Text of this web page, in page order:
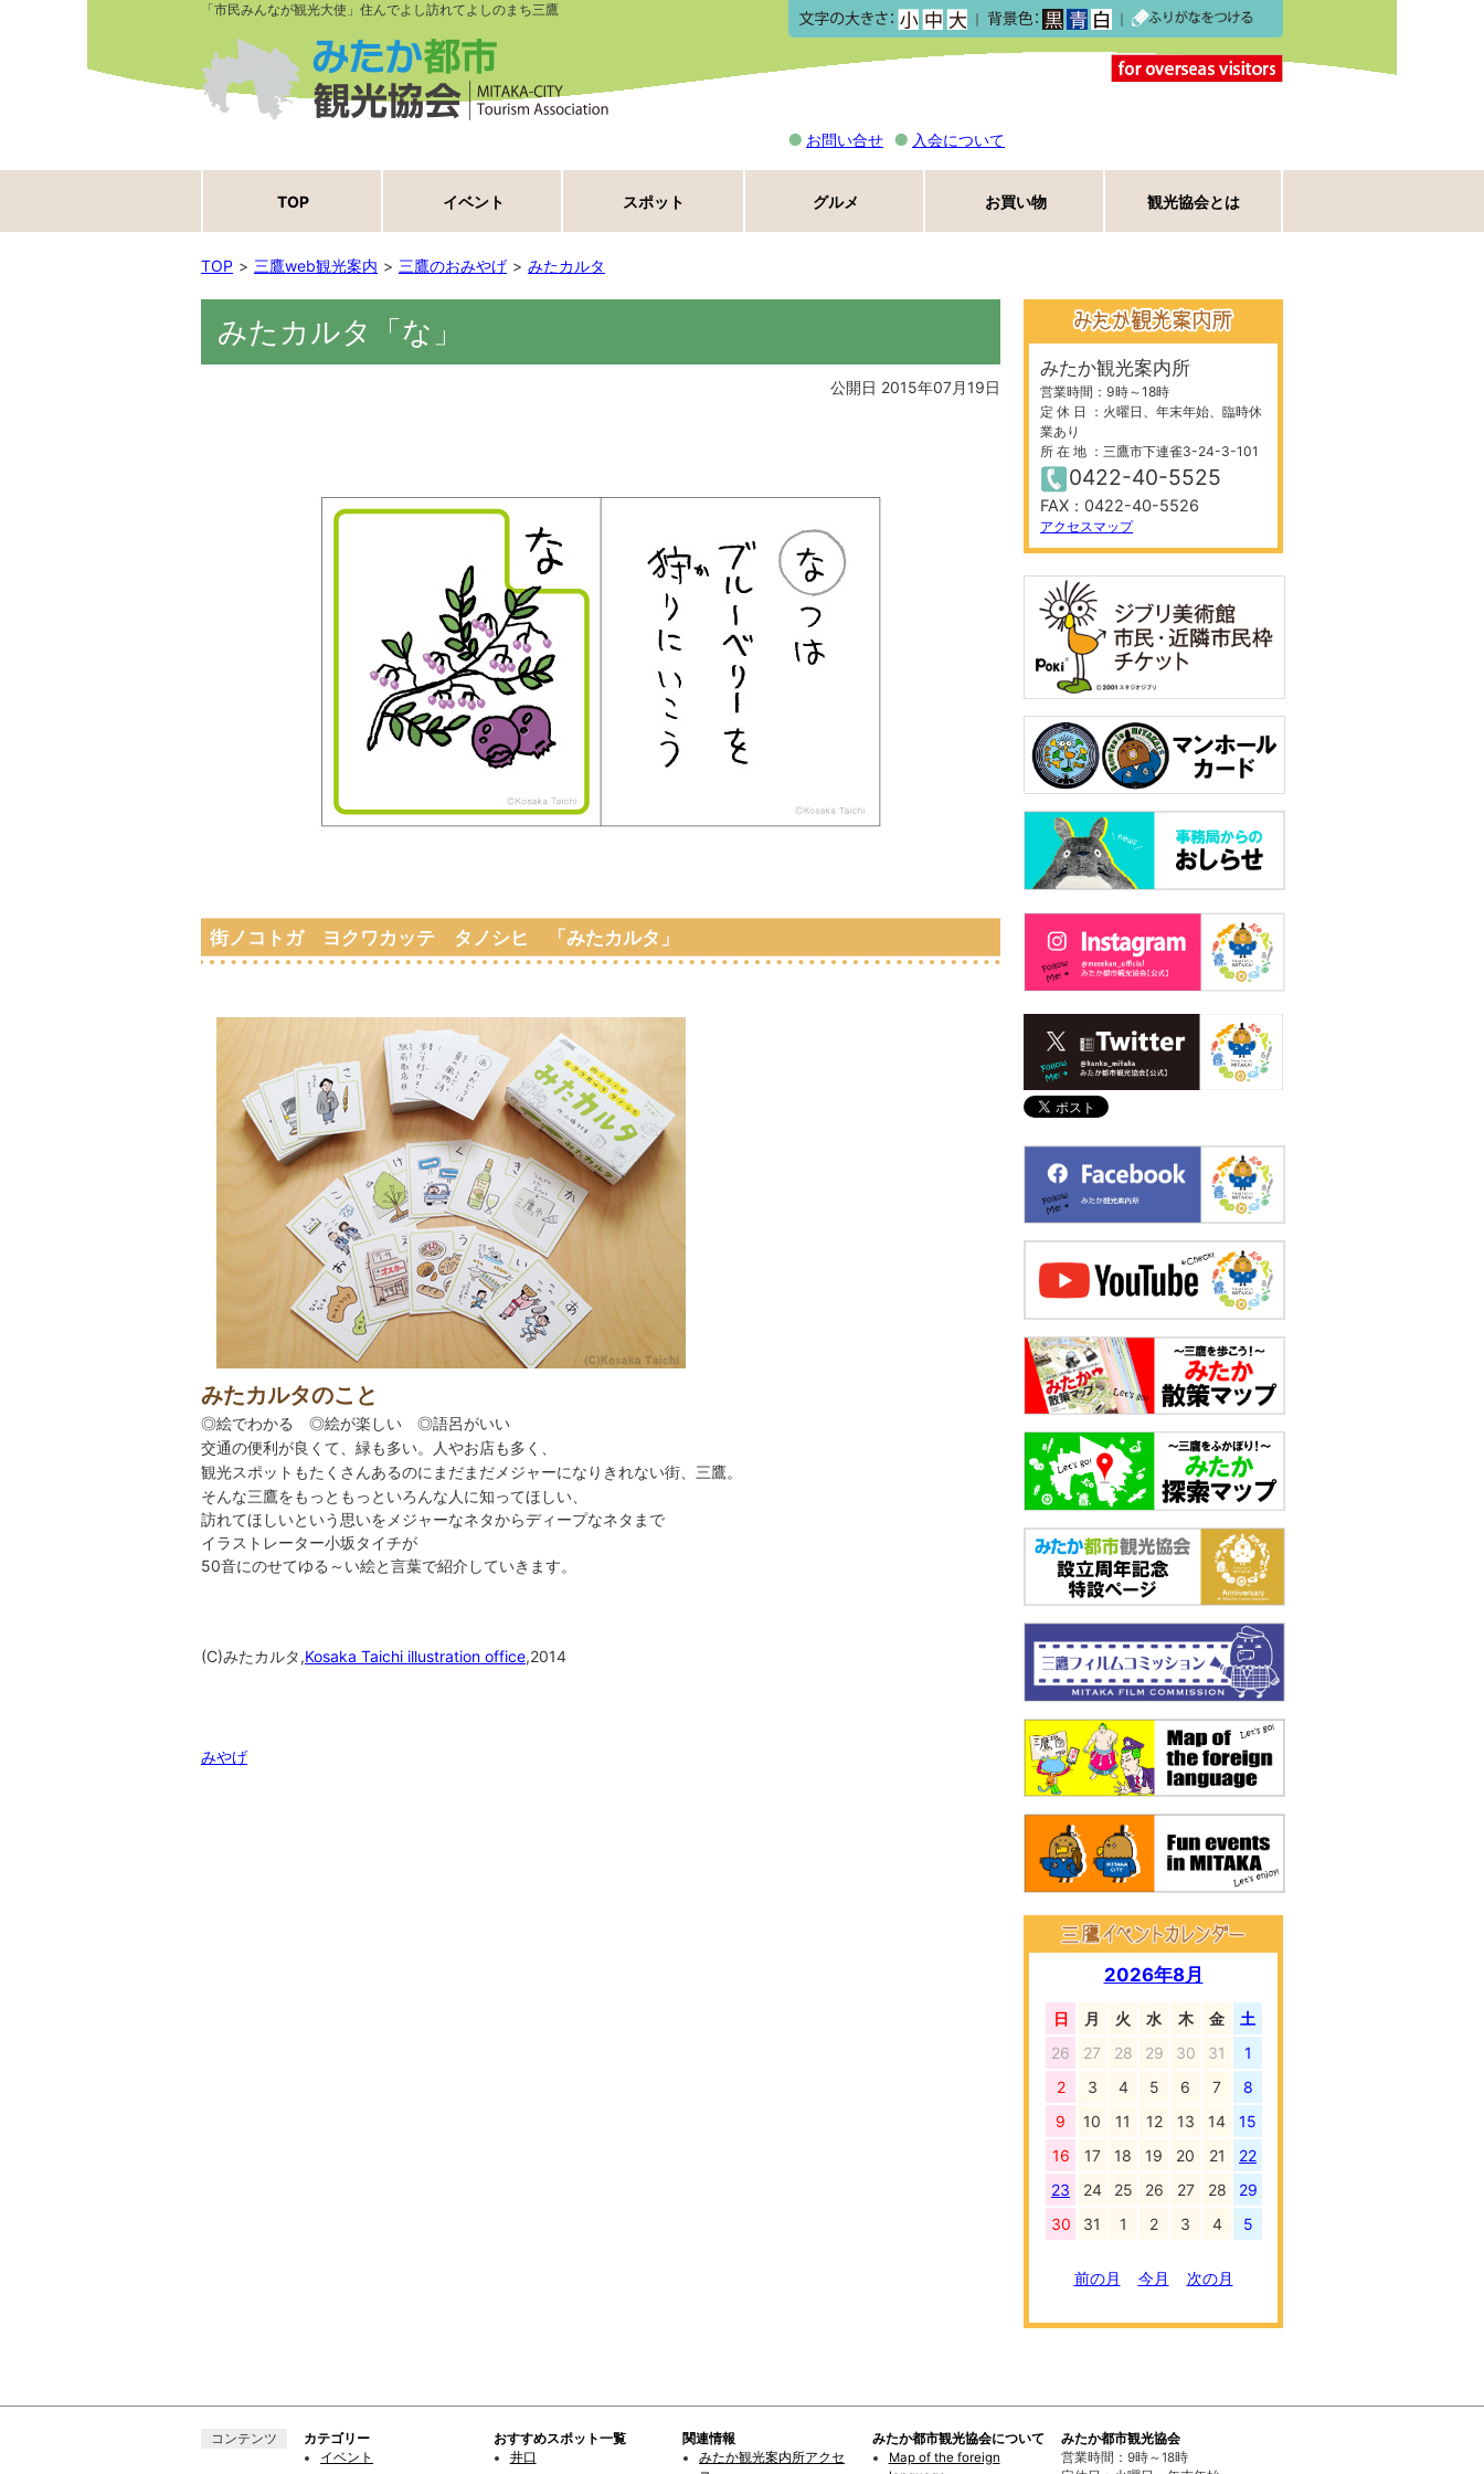
「市民みんなが観光大使」住んでよし訪れてよしのまち三鷹
｜ ｜
お問い合せ 入会について
TOP イベント スポット グルメ お買い物 観光協会とは
TOP 三鷹web観光案内 三鷹のおみやげ みたカルタ
みたカルタ「な」
公開日 2015年07月19日
街ノコトガ ヨクワカッテ タノシヒ 「みたカルタ」
みたカルタのこと
◎絵でわかる ◎絵が楽しい ◎語呂がいい
交通の便利が良くて、緑も多い。人やお店も多く、
観光スポットもたくさんあるのにまだまだメジャーになりきれない街、三鷹。
そんな三鷹をもっともっといろんな人に知ってほしい、
訪れてほしいという思いを メジャーなネタからディープなネタまで
イラストレーター小坂タイチが
50音にのせてゆる～い絵と言葉で紹介していきます。
(C)みたカルタ,Kosaka Taichi illustration office,2014
みやげ
みたか観光案内所
営業時間：9時～18時
定 休 日 ：火曜日、年末年始、臨時休
業あり
所 在 地 ：三鷹市下連雀3-24-3-101
0422-40-5525
FAX：0422-40-5526
アクセスマップ
2026年8月
日 月 火 水 木 金
土
26
27 28 29 30 31
1
2
3 4 5 6 7
8
9
10 11 12 13 14
15
16
17 18 19 20 21
22
23
24 25 26 27 28
29
30
31 1 2 3 4 5
前の月 今月 次の月
コンテンツ カテゴリー
イベント
おすすめスポット一覧
井口
関連情報
みたか観光案内所アクセ
みたか都市観光協会について
Map of the foreign
みたか都市観光協会
営業時間：9時～18時